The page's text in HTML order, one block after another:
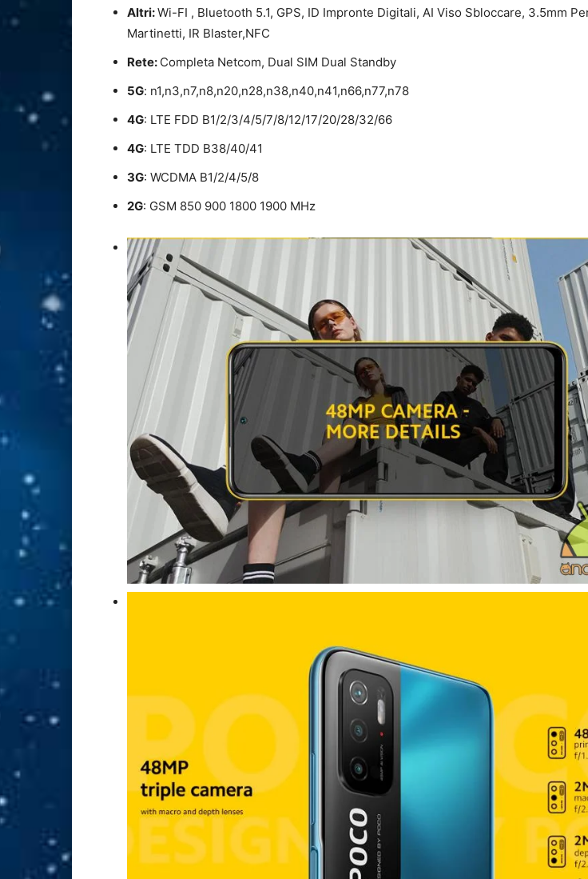
Altri:Wi-FI , Bluetooth 5.1, GPS, ID Impronte Digitali, AI Viso Sbloccare, 3.5mm
Martinetti, IR Blaster,NFC
Rete: Completa Netcom, Dual SIM Dual Standby
5G: n1,n3,n7,n8,n20,n28,n38,n40,n41,n66,n77,n78
4G: LTE FDD B1/2/3/4/5/7/8/12/17/20/28/32/66
4G: LTE TDD B38/40/41
3G: WCDMA B1/2/4/5/8
2G: GSM 850 900 1800 1900 MHz